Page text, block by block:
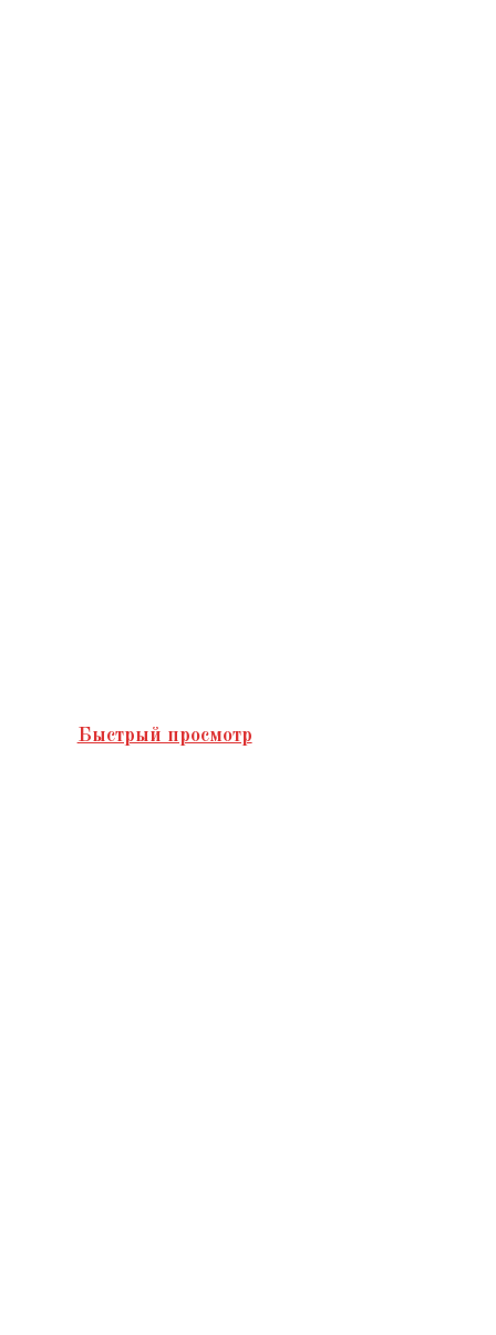
Быстрый просмотр